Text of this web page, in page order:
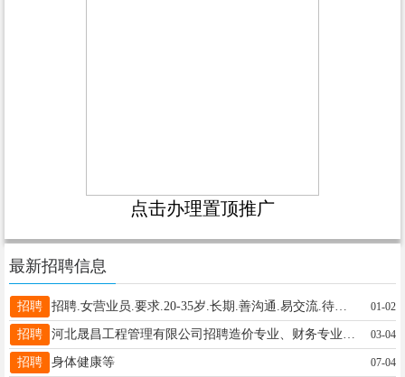
点击办理置顶推广
最新招聘信息
招聘 招聘.女营业员.要求.20-35岁.长期.善沟通.易交流.待遇.3500-5000.公休4天.长白班.联电13082009016微同号 01-02
招聘 03-04
招聘 身体健康等 07-04